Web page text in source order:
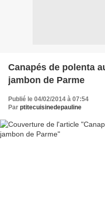
Canapés de polenta
jambon de Parme
Publié le 04/02/2014 à 07:54
Par ptitecuisinedepauline